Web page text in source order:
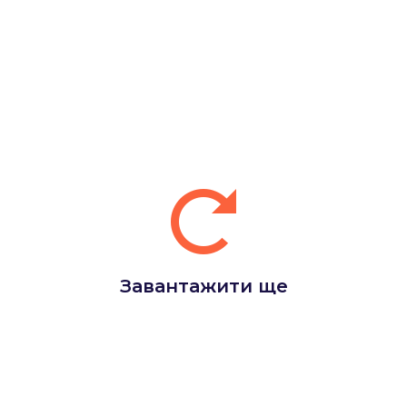
Завантажити ще